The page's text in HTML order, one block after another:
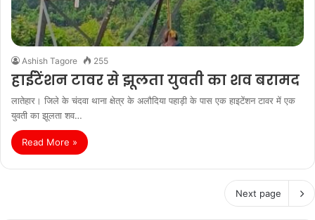
Ashish Tagore 255
हाईटेंशन टावर से झूलता युवती का शव बरामद
लातेहार। जिले के चंदवा थाना क्षेत्र के अलौदिया पहाड़ी के पास एक हाइटेंशन टावर में एक
युवती का झूलता शव…
Read More »
Next page